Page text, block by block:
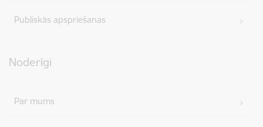
Publiskās apspriešanas
Noderīgi
Par mums